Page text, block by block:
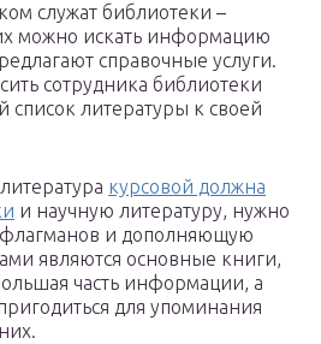
служат библиотеки –
можно искать информацию
справочные услуги.
сотрудника библиотеки
список литературы к своей
курсовой должна
и научную литературу, нужно
и дополняющую
являются основные книги,
часть информации, а
для упоминания